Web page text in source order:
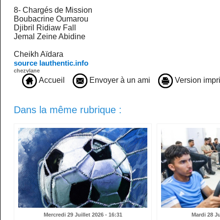
8- Chargés de Mission
Boubacrine Oumarou
Djibril Ridiaw Fall
Jemal Zeine Abidine
Cheikh Aïdara
source lauthentic.info
chezvlane
Accueil Envoyer à un ami Version
Dans la même rubrique :
Mercredi 29 Juillet 2026 - 16:31 Mardi 28